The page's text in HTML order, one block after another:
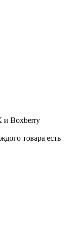
и Boxberry
товара есть